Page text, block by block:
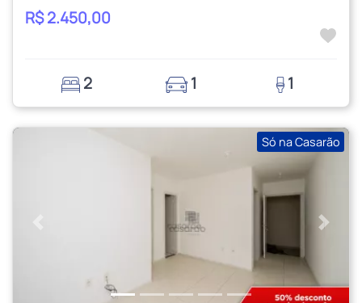
R$ 2.450,00
2 1 1
Só na Casarão